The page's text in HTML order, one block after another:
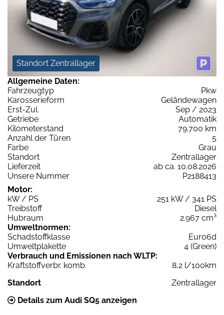
Standort Zentrallager
Allgemeine Daten:
Fahrzeugtyp
Pkw
Karosserieform
Geländewagen
Erst-Zul.
Sep / 2023
Getriebe
Automatik
Kilometerstand
79.700 km
Anzahl der Türen
5
Farbe
Grau
Standort
Zentrallager
Lieferzeit
ab ca. 10.08.2026
Unsere Nummer
P2188413
Motor:
kW / PS
251 kW / 341 PS
Treibstoff
Diesel
Hubraum
2.967 cm³
Umweltnormen:
Schadstoffklasse
Euro6d
Umweltplakette
4 (Green)
Verbrauch und Emissionen nach WLTP:
Kraftstoffverbr. komb.
8,2 l/100km
Standort
Zentrallager
Details zum Audi SQ5 anzeigen